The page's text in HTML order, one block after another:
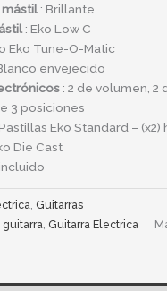
: Brillante
: Eko Low C
Eko Tune-O-Matic
envejecido
: 2 de volumen,
3 posiciones
Eko Standard –
Die Cast
Guitarras
guitarra Guitarra Electrica